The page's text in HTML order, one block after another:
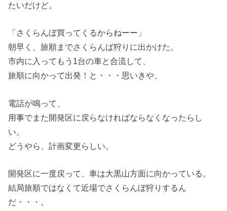
たいだけど。
「さくらんぼ買ってくるからねーー」
朝早く、旅順までさくらんば狩りに出かけた。
市内に入ってもう1台の車と合流して、
旅順に向かって出発！と・・・思いきや、
電話が鳴って、
用事でまた開発区に戻らなければならなくなったらし
い。
どうやら、計画変更らしい。
開発区に一度戻って、車は大黒山方面に向かっている。
結局旅順ではなくて近場でさくらんぼ狩りするん
だ・・・。